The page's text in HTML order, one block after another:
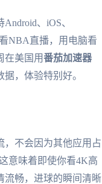
Android、iOS、
NBA直播，用电脑看
在美国用番茄加速器
，体验特别好。
，不会因为其他应用占
意味着即使你看4K高
流畅，进球的瞬间清晰